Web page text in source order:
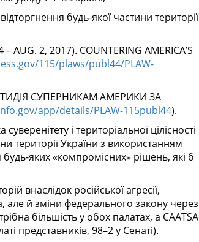
будь-якої частини території
AUG. 2, 2017). COUNTERING AMERICA’S
115/plaws/publ44/PLAW-
СУПЕРНИКАМ АМЕРИКИ ЗА
app/details/PLAW-115publ44).
і територіальної цілісності
території України з використанням
яких «компромісних» рішень, які б
внаслідок російської агресії,
й зміни федерального закону через
більшість у обох палатах, а CAATSA
представників, 98–2 у Сенаті).